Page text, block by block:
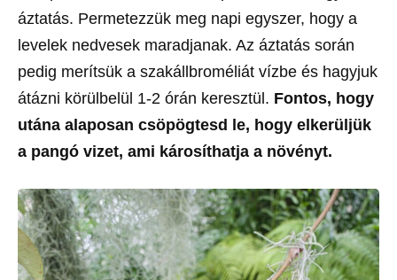
áztatás. Permetezzük meg napi egyszer, hogy a
levelek nedvesek maradjanak. Az áztatás során
pedig merítsük a szakállbroméliát vízbe és hagyjuk
átázni körülbelül 1-2 órán keresztül. Fontos, hogy
utána alaposan csöpögtesd le, hogy elkerüljük
a pangó vizet, ami károsíthatja a növényt.